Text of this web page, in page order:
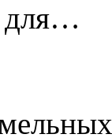
для…